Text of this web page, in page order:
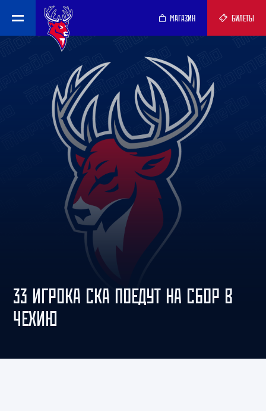
МАГАЗИН БИЛЕТЫ
33 ИГРОКА СКА ПОЕДУТ НА СБОР В
ЧЕХИЮ